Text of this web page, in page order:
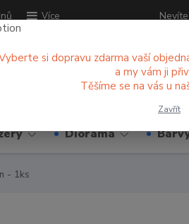
Více
Diorama
- 1ks
si dopravu zdarma vaší
a my vám ji
Těšíme se na vás u
Zavřít